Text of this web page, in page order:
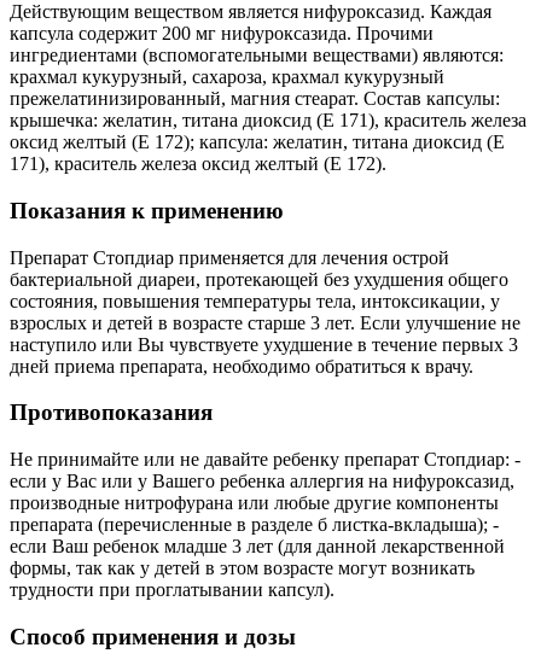
Действующим веществом является нифуроксазид. Каждая
капсула содержит 200 мг нифуроксазида. Прочими
ингредиентами (вспомогательными веществами) являются:
крахмал кукурузный, сахароза, крахмал кукурузный
прежелатинизированный, магния стеарат. Состав капсулы:
крышечка: желатин, титана диоксид (Е 171), краситель железа
оксид желтый (Е 172); капсула: желатин, титана диоксид (Е
171), краситель железа оксид желтый (Е 172).
Показания к применению
Препарат Стопдиар применяется для лечения острой
бактериальной диареи, протекающей без ухудшения общего
состояния, повышения температуры тела, интоксикации, у
взрослых и детей в возрасте старше 3 лет. Если улучшение не
наступило или Вы чувствуете ухудшение в течение первых 3
дней приема препарата, необходимо обратиться к врачу.
Противопоказания
Не принимайте или не давайте ребенку препарат Стопдиар: -
если у Вас или у Вашего ребенка аллергия на нифуроксазид,
производные нитрофурана или любые другие компоненты
препарата (перечисленные в разделе б листка-вкладыша); -
если Ваш ребенок младше 3 лет (для данной лекарственной
формы, так как у детей в этом возрасте могут возникать
трудности при проглатывании капсул).
Способ применения и дозы